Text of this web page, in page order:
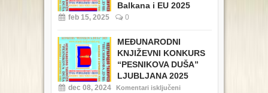
Balkana i EU 2025
feb 15, 2025 0
MEĐUNARODNI
KNJIŽEVNI KONKURS
“PESNIKOVA DUŠA”
LJUBLJANA 2025
dec 08, 2024 Komentari isključeni